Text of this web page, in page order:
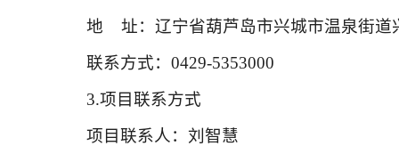
地 址：辽宁省葫芦岛市兴城市温泉街道
联系方式：0429-5353000
3.项目联系方式
项目联系人：刘智慧